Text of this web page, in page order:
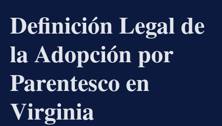
Definición Legal de
la Adopción por
Parentesco en
Virginia